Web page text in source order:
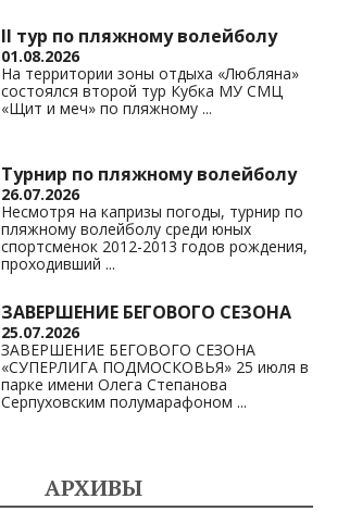
II тур по пляжному волейболу
01.08.2026
На территории зоны отдыха «Любляна»
состоялся второй тур Кубка МУ СМЦ
«Щит и меч» по пляжному ...
Турнир по пляжному волейболу
26.07.2026
Несмотря на капризы погоды, турнир по
пляжному волейболу среди юных
спортсменок 2012-2013 годов рождения,
проходивший ...
ЗАВЕРШЕНИЕ БЕГОВОГО СЕЗОНА
25.07.2026
ЗАВЕРШЕНИЕ БЕГОВОГО СЕЗОНА
«СУПЕРЛИГА ПОДМОСКОВЬЯ» 25 июля в
парке имени Олега Степанова
Серпуховским полумарафоном ...
АРХИВЫ